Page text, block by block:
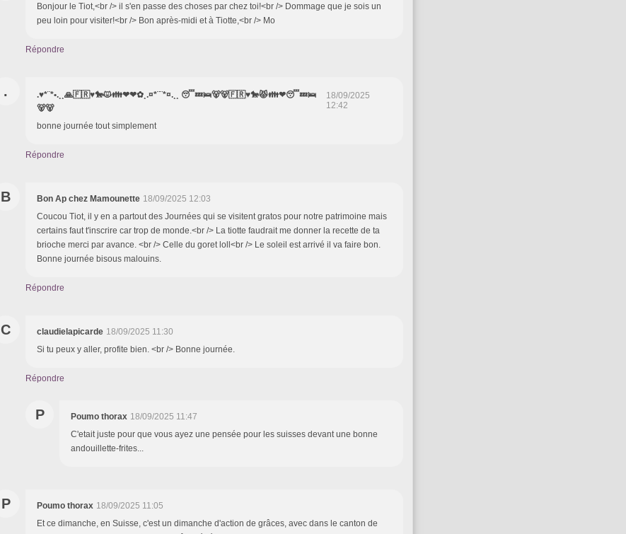
Bonjour le Tiot,<br /> il s'en passe des choses par chez toi!<br /> Dommage que je sois un
peu loin pour visiter!<br /> Bon après-midi et à Tiotte,<br /> Mo
Répondre
.
.♥*¨*•.¸¸🙏🇫🇷♥️🐎😾👪❤❤✿¸.¤*¨¨*¤.¸¸ 😴💤🛌🐻🐻🇫🇷♥️🐎😾👪❤😴💤🛌
🐻🐻
18/09/2025
12:42
bonne journée tout simplement
Répondre
B Bon Ap chez Mamounette 18/09/2025 12:03
Coucou Tiot, il y en a partout des Journées qui se visitent gratos pour notre patrimoine mais
certains faut t'inscrire car trop de monde.<br /> La tiotte faudrait me donner la recette de ta
brioche merci par avance. <br /> Celle du goret loll<br /> Le soleil est arrivé il va faire bon.
Bonne journée bisous malouins.
Répondre
C claudielapicarde 18/09/2025 11:30
Si tu peux y aller, profite bien. <br /> Bonne journée.
Répondre
P Poumo thorax 18/09/2025 11:47
C'etait juste pour que vous ayez une pensée pour les suisses devant une bonne
andouillette-frites...
P Poumo thorax 18/09/2025 11:05
Et ce dimanche, en Suisse, c'est un dimanche d'action de grâces, avec dans le canton de